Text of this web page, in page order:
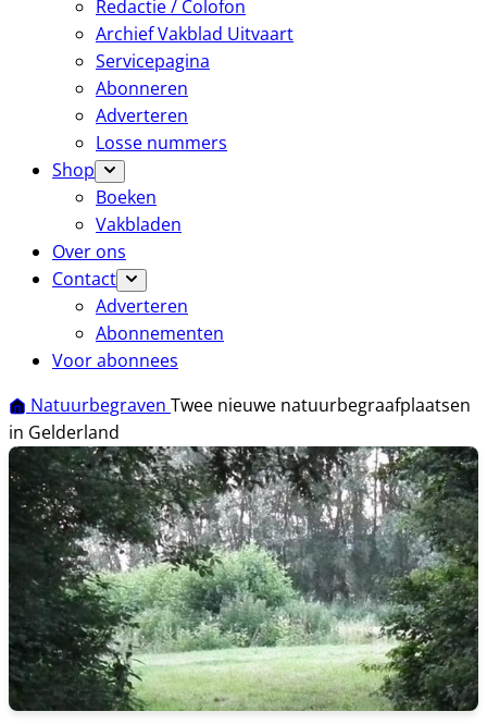
Redactie / Colofon
Archief Vakblad Uitvaart
Servicepagina
Abonneren
Adverteren
Losse nummers
Shop
Boeken
Vakbladen
Over ons
Contact
Adverteren
Abonnementen
Voor abonnees
Natuurbegraven Twee nieuwe natuurbegraafplaatsen
in Gelderland